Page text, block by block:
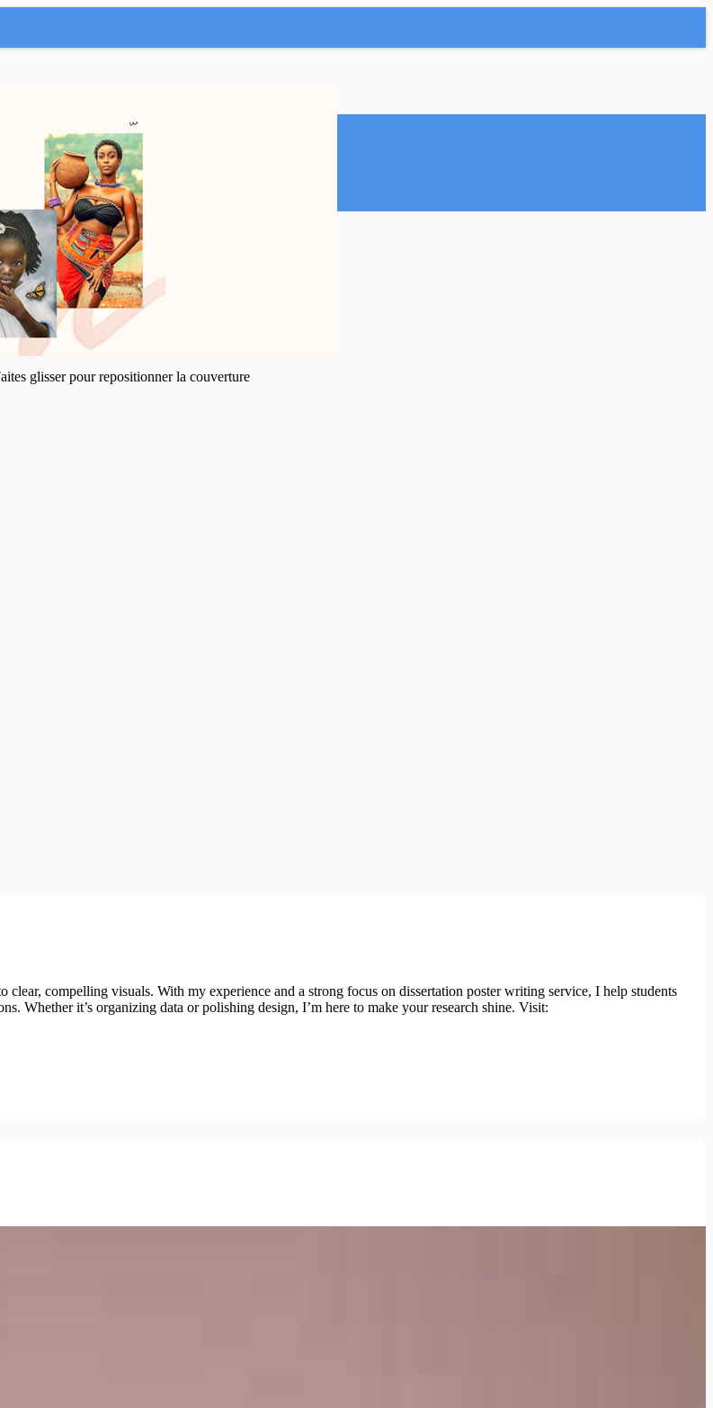
glisser pour repositionner la couverture
compelling visuals. With my experience and a strong focus on dissertation poster writing service, I help students
Whether it’s organizing data or polishing design, I’m here to make your research shine. Visit: